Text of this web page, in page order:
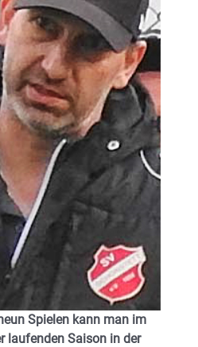
Spielen kann man im
laufenden Saison in der